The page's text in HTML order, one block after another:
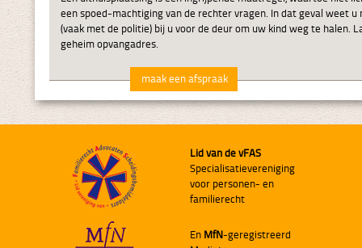
een spoed-machtiging van de rechter vragen. In dat geval weet
(vaak met de politie) bij u voor de deur om uw kind weg te halen.
geheim opvangadres.
maak een afspraak
Lid van de vFAS
Specialisatievereniging
voor personen- en
familierecht
En MfN-geregistreerd